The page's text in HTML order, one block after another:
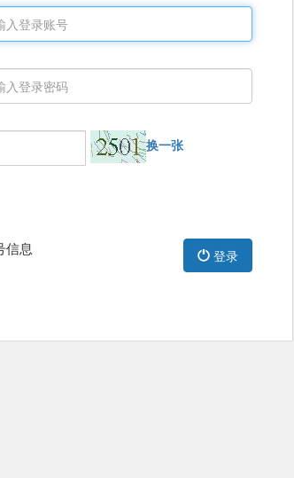
换一张
信息 登录